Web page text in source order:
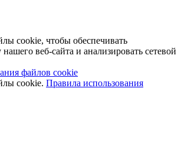
cookie, чтобы обеспечивать
веб-сайта и анализировать сетевой
файлов cookie
cookie. Правила использования